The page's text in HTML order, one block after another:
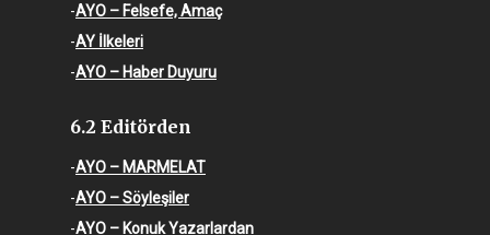
-AYO – Felsefe, Amaç
-AY İlkeleri
-AYO – Haber Duyuru
6.2 Editörden
-AYO – MARMELAT
-AYO – Söyleşiler
-AYO – Konuk Yazarlardan